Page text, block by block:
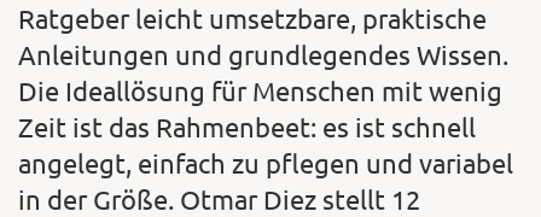
Ratgeber leicht umsetzbare, praktische
Anleitungen und grundlegendes Wissen.
Die Ideallösung für Menschen mit wenig
Zeit ist das Rahmenbeet: es ist schnell
angelegt, einfach zu pflegen und variabel
in der Größe. Otmar Diez stellt 12